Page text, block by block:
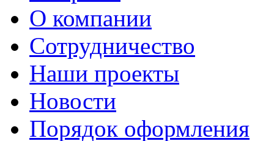
О компании
Сотрудничество
Наши проекты
Новости
Порядок оформления